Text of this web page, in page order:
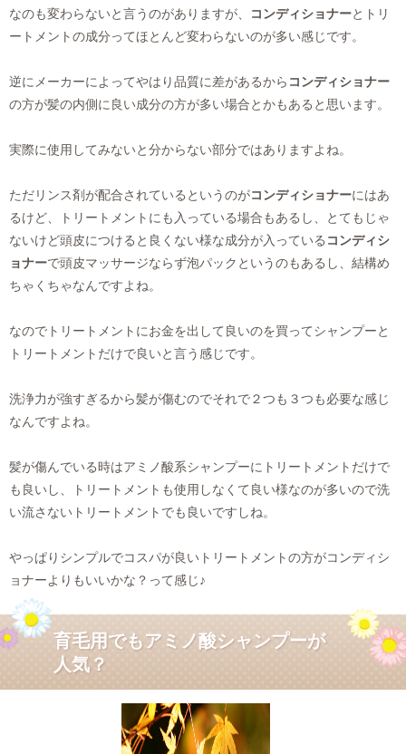
なのも変わらないと言うのがありますが、
コンディショナーとトリ
ートメントの成分ってほとんど変わらないのが多い感じです。
逆にメーカーによってやはり品質に差があるから コンディショナー
の方が髪の内側に良い成分の方が多い場合とかもあると思います。
実際に使用してみないと分からない部分ではありますよね。
ただリンス剤が配合されているというのがコンディショナーにはあ
るけど、トリートメントにも入っている場合もあるし、とてもじゃ
ないけど頭皮につけると良くない様な成分が入っている コンディシ
ョナーで頭皮マッサージならず泡パックというのもあるし、結構め
ちゃくちゃなんですよね。
なのでトリートメントにお金を出して良いのを買ってシャンプーと
トリートメントだけで良いと言う感じです。
洗浄力が強すぎるから髪が傷むのでそれで２つも３つも必要な感じ
なんですよね。
髪が傷んでいる時はアミノ酸系シャンプーにトリートメントだけで
も良いし、トリートメントも使用しなくて良い様なのが多いので洗
い流さないトリートメントでも良いですしね。
やっぱりシンプルでコスパが良いトリートメントの方がコンディシ
ョナーよりもいいかな？って感じ♪
育毛用でもアミノ酸シャンプーが
人気？